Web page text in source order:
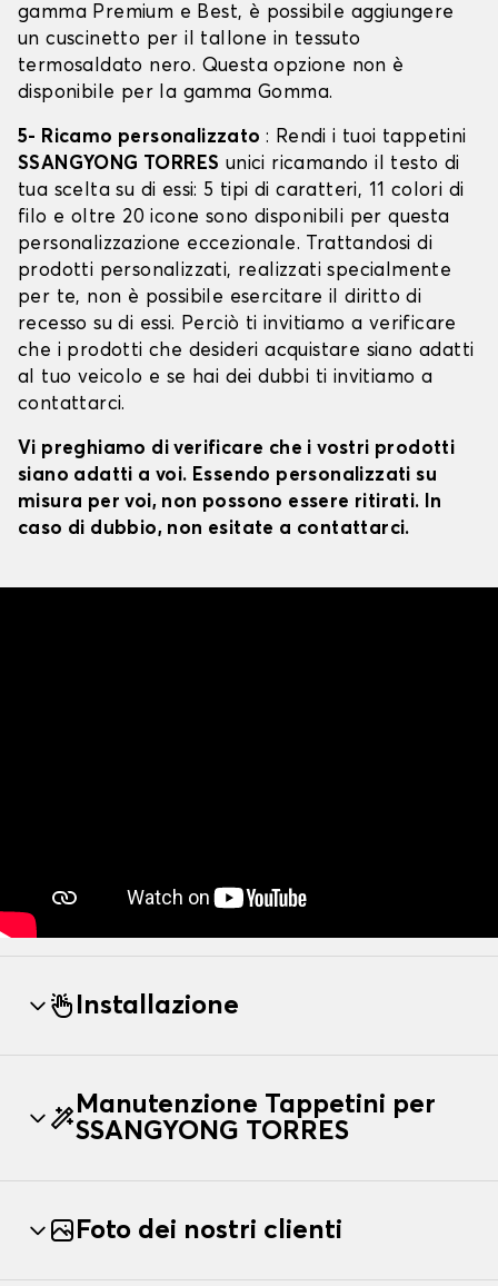
gamma Premium e Best, è possibile aggiungere
un cuscinetto per il tallone in tessuto
termosaldato nero. Questa opzione non è
disponibile per la gamma Gomma.
5- Ricamo personalizzato : Rendi i tuoi tappetini
SSANGYONG TORRES unici ricamando il testo di
tua scelta su di essi: 5 tipi di caratteri, 11 colori di
filo e oltre 20 icone sono disponibili per questa
personalizzazione eccezionale. Trattandosi di
prodotti personalizzati, realizzati specialmente
per te, non è possibile esercitare il diritto di
recesso su di essi. Perciò ti invitiamo a verificare
che i prodotti che desideri acquistare siano adatti
al tuo veicolo e se hai dei dubbi ti invitiamo a
contattarci.
Vi preghiamo di verificare che i vostri prodotti
siano adatti a voi. Essendo personalizzati su
misura per voi, non possono essere ritirati. In
caso di dubbio, non esitate a contattarci.
Installazione
Manutenzione Tappetini per
SSANGYONG TORRES
Foto dei nostri clienti